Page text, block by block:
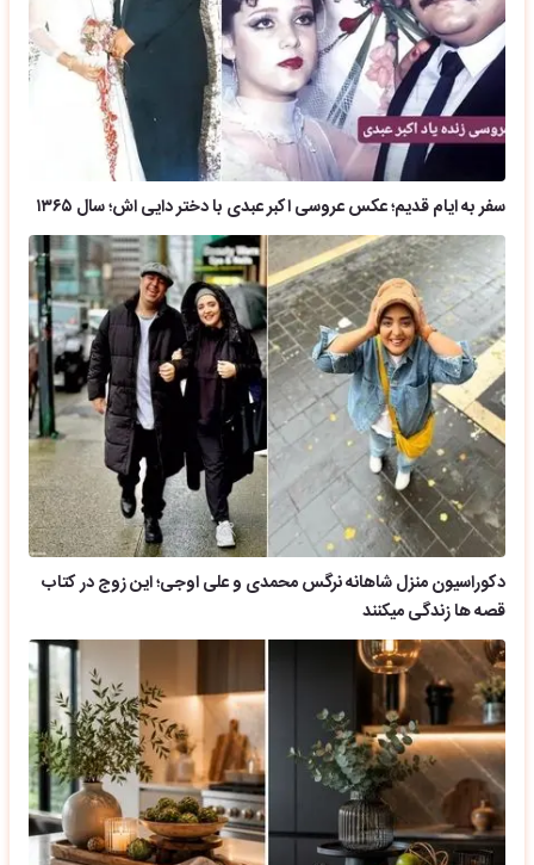
سفر به ایام قدیم؛ عکس عروسی اکبر عبدی با دختر دایی اش؛ سال ۱۳۶۵
دکوراسیون منزل شاهانه نرگس محمدی و علی اوجی؛ این زوج در کتاب
قصه ها زندگی میکنند